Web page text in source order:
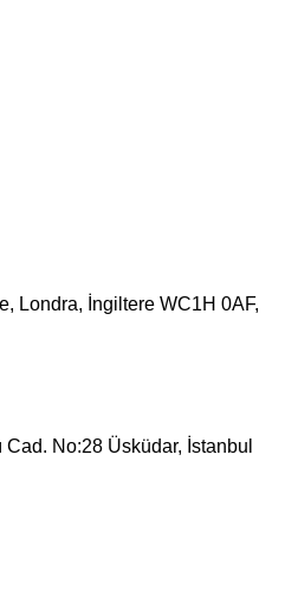
Londra, İngiltere WC1H 0AF,
Cad. No:28 Üsküdar, İstanbul